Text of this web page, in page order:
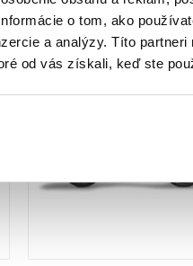
o tom, ako
a analýzy. Títo
od vás získali, keď ste